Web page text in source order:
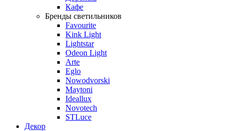
Кафе
Бренды светильников
Favourite
Kink Light
Lightstar
Odeon Light
Arte
Eglo
Nowodvorski
Maytoni
Ideallux
Novotech
STLuce
Декор